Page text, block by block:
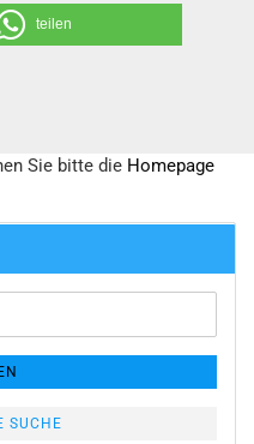
teilen
Sie bitte die Homepage
SUCHE